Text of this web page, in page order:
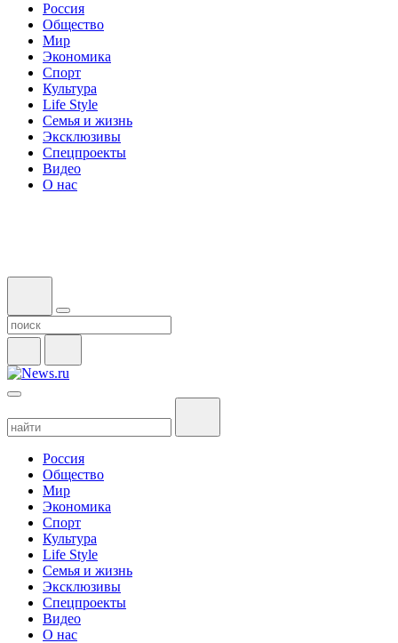
Россия
Общество
Мир
Экономика
Спорт
Культура
Life Style
Семья и жизнь
Эксклюзивы
Спецпроекты
Видео
О нас
Россия
Общество
Мир
Экономика
Спорт
Культура
Life Style
Семья и жизнь
Эксклюзивы
Спецпроекты
Видео
О нас